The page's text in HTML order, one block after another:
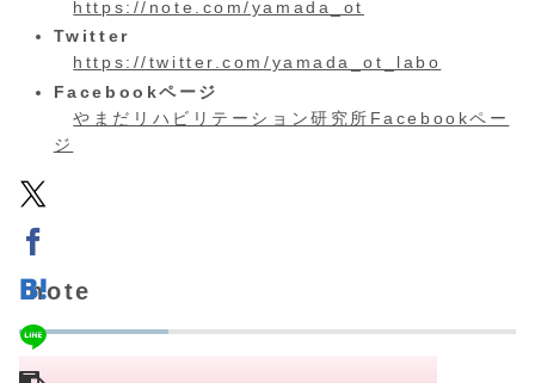
https://note.com/yamada_ot
Twitter
https://twitter.com/yamada_ot_labo
Facebookページ
やまだリハビリテーション研究所Facebookペー
ジ
note